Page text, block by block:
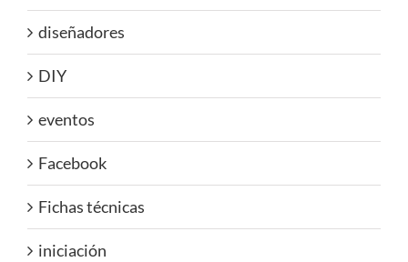
diseñadores
DIY
eventos
Facebook
Fichas técnicas
iniciación